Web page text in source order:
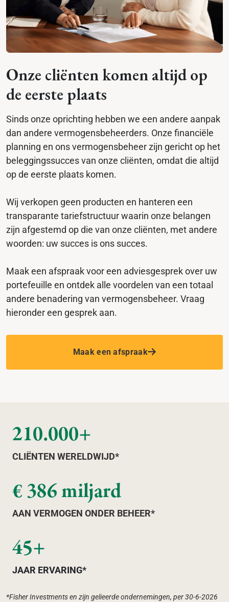
Onze cliënten komen altijd op
de eerste plaats
Sinds onze oprichting hebben we een andere aanpak
dan andere vermogensbeheerders. Onze financiële
planning en ons vermogensbeheer zijn gericht op het
beleggingssucces van onze cliënten, omdat die altijd
op de eerste plaats komen.
Wij verkopen geen producten en hanteren een
transparante tariefstructuur waarin onze belangen
zijn afgestemd op die van onze cliënten, met andere
woorden: uw succes is ons succes.
Maak een afspraak voor een adviesgesprek over uw
portefeuille en ontdek alle voordelen van een totaal
andere benadering van vermogensbeheer. Vraag
hieronder een gesprek aan.
Maak een afspraak
210.000+
CLIËNTEN WERELDWIJD*
€ 386 miljard
AAN VERMOGEN ONDER BEHEER*
45+
JAAR ERVARING*
*Fisher Investments en zijn gelieerde ondernemingen, per 30-6-2026